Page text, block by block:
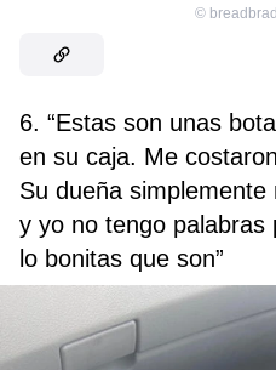
©
6. “Estas son unas
en su caja. Me
Su dueña simplemente
y yo no tengo palabras
lo bonitas que son”